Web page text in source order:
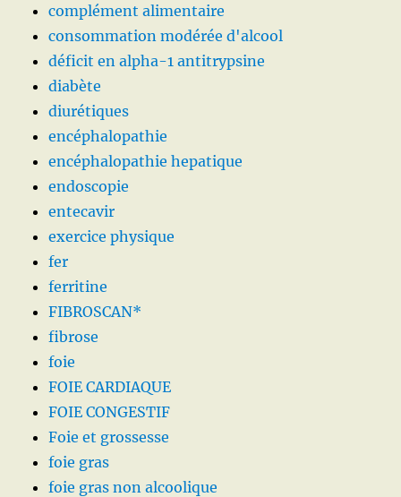
complément alimentaire
consommation modérée d'alcool
déficit en alpha-1 antitrypsine
diabète
diurétiques
encéphalopathie
encéphalopathie hepatique
endoscopie
entecavir
exercice physique
fer
ferritine
FIBROSCAN*
fibrose
foie
FOIE CARDIAQUE
FOIE CONGESTIF
Foie et grossesse
foie gras
foie gras non alcoolique